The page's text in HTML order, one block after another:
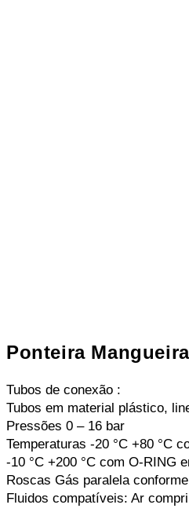
Ponteira
Tubos de conexão :
Tubos em material plástico,
Pressões 0 – 16 bar
Temperaturas -20 °C +80 °C
-10 °C +200 °C com O-RING
Roscas Gás paralela
Fluidos compatíveis: Ar